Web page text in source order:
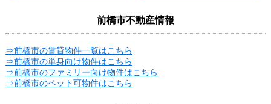
前橋市不動産情報
⇒前橋市の賃貸物件一覧はこちら
⇒前橋市の単身向け物件はこちら
⇒前橋市のファミリー向け物件はこちら
⇒前橋市のペット可物件はこちら